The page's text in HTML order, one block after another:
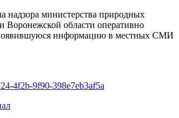
надзора министерства природных
Воронежской области оперативно
информацию в местных СМИ